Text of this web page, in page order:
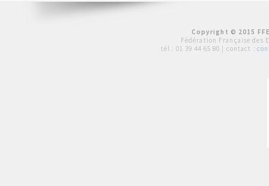
Copyright © 2015
Fédération Française des
tél : 01 39 44 65 80 | contact :